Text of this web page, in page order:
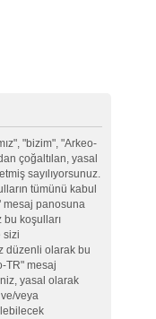
"bizim", "Arkeo-
çoğaltılan, yasal
sayılıyorsunuz.
tümünü kabul
mesaj panosuna
bu koşulları
sizi
düzenli olarak bu
TR" mesaj
yasal olarak
veya